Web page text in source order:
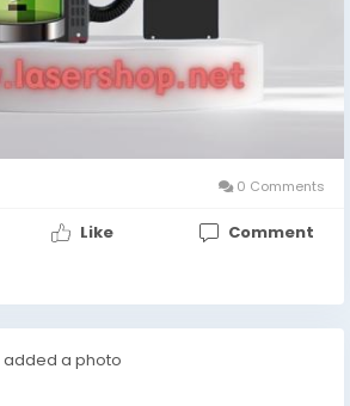
0 Comments
Like Comment
added a photo